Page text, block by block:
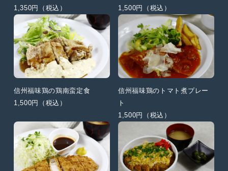
1,350円（税込）
1,500円（税込）
信州福味鶏の鶏南蛮定食
1,500円（税込）
信州福味鶏のトマト煮プレー
ト
1,500円（税込）